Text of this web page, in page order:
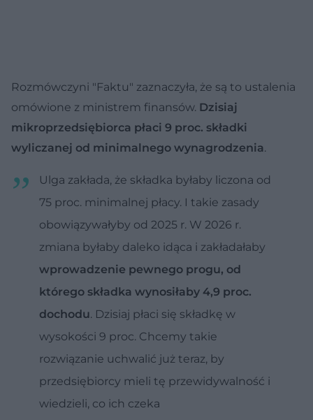
Rozmówczyni "Faktu" zaznaczyła, że są to ustalenia
omówione z ministrem finansów. Dzisiaj
mikroprzedsiębiorca płaci 9 proc. składki
wyliczanej od minimalnego wynagrodzenia.
Ulga zakłada, że składka byłaby liczona od
75 proc. minimalnej płacy. I takie zasady
obowiązywałyby od 2025 r. W 2026 r.
zmiana byłaby daleko idąca i zakładałaby
wprowadzenie pewnego progu, od
którego składka wynosiłaby 4,9 proc.
dochodu. Dzisiaj płaci się składkę w
wysokości 9 proc. Chcemy takie
rozwiązanie uchwalić już teraz, by
przedsiębiorcy mieli tę przewidywalność i
wiedzieli, co ich czeka